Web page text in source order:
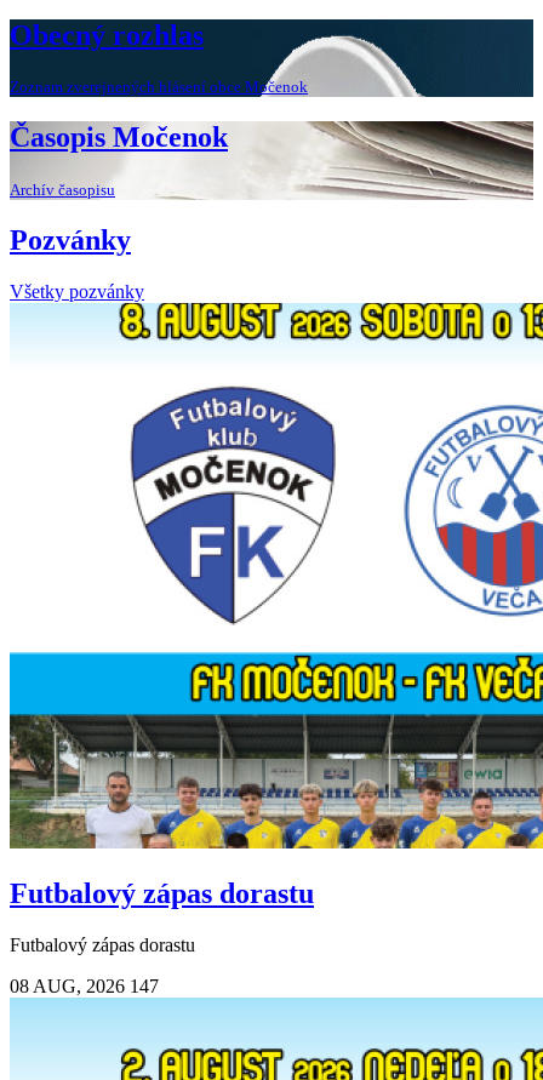
Obecný rozhlas
Zoznam zverejnených hlásení obce Močenok
Časopis Močenok
Archív časopisu
Pozvánky
Všetky pozvánky
Futbalový zápas dorastu
Futbalový zápas dorastu
08 AUG, 2026 147